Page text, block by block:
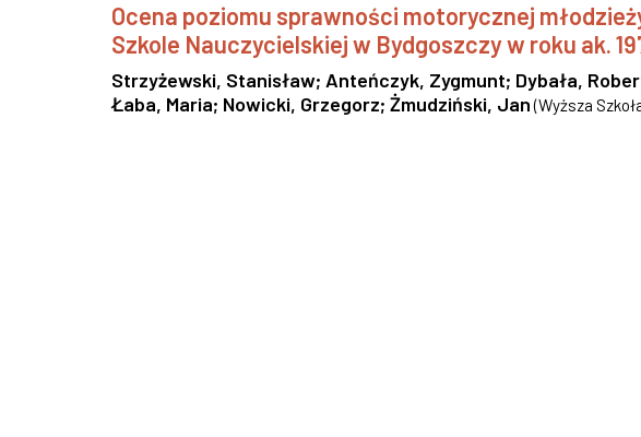
Ocena poziomu sprawności motorycznej
Szkole Nauczycielskiej w Bydgoszczy w roku ak.
Strzyżewski, Stanisław; Anteńczyk, Zygmunt; Dybała,
Łaba, Maria; Nowicki, Grzegorz; Żmudziński, Jan (Wyższa